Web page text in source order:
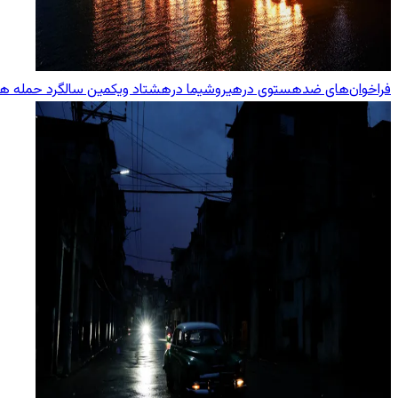
فراخوان‌های ضدهستوی درهیروشیما درهشتاد ویکمین سالگرد حمله